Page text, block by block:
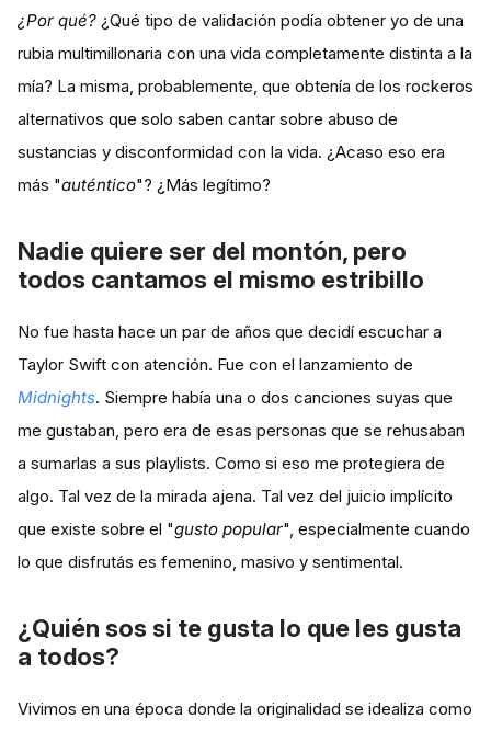
¿Por qué? ¿Qué tipo de validación podía obtener yo de una
rubia multimillonaria con una vida completamente distinta a la
mía? La misma, probablemente, que obtenía de los rockeros
alternativos que solo saben cantar sobre abuso de
sustancias y disconformidad con la vida. ¿Acaso eso era
más "auténtico"? ¿Más legítimo?
Nadie quiere ser del montón, pero
todos cantamos el mismo estribillo
No fue hasta hace un par de años que decidí escuchar a
Taylor Swift con atención. Fue con el lanzamiento de
Midnights. Siempre había una o dos canciones suyas que
me gustaban, pero era de esas personas que se rehusaban
a sumarlas a sus playlists. Como si eso me protegiera de
algo. Tal vez de la mirada ajena. Tal vez del juicio implícito
que existe sobre el "gusto popular", especialmente cuando
lo que disfrutás es femenino, masivo y sentimental.
¿Quién sos si te gusta lo que les gusta
a todos?
Vivimos en una época donde la originalidad se idealiza como